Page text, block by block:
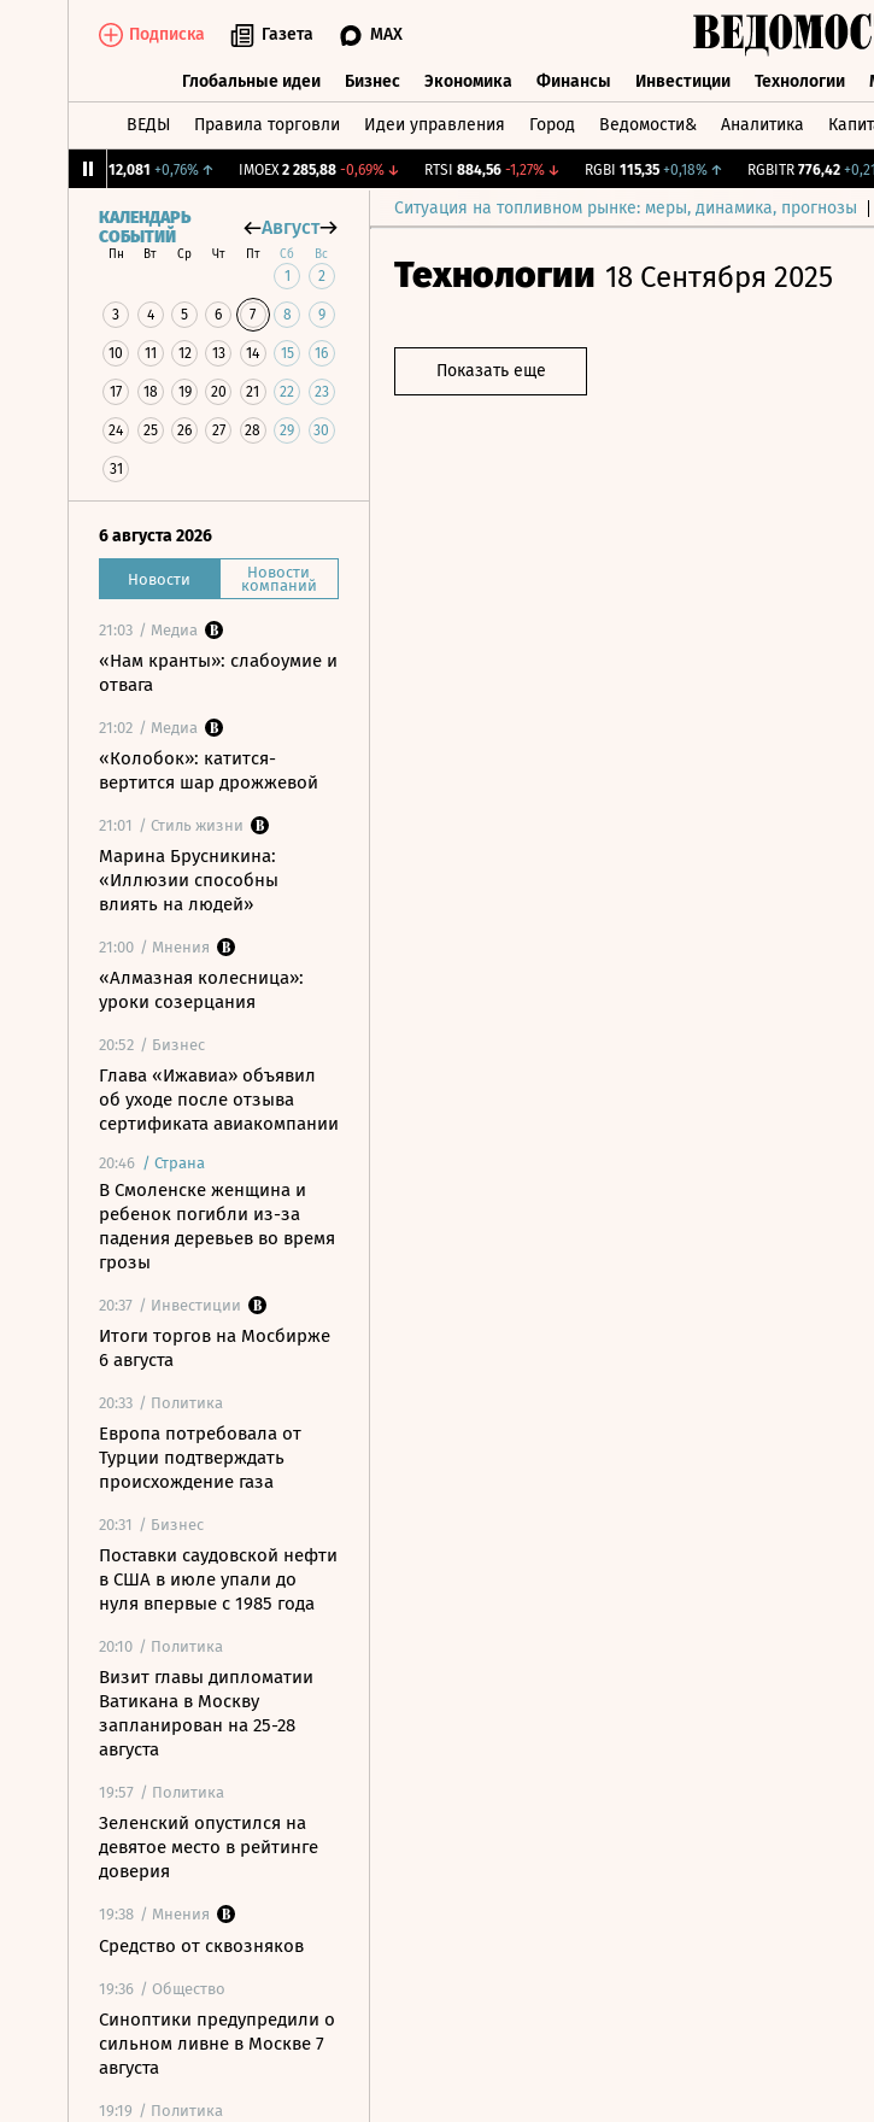
Подписка Газета MAX
Глобальные идеи Бизнес Экономика Финансы Инвестиции Технологии
ВЕДЫ Правила торговли Идеи управления Город Ведомости& Аналитика
12,081 +0,76%↑ IMOEX 2 285,88 -0,69%↓ RTSI 884,56 -1,27%↓ RGBI 115,35 +0,18% ↑ RGBITR 776,42 +0,21%
Ситуация на топливном рынке: меры, динамика, прогнозы
КАЛЕНДАРЬ
СОБЫТИЙ
Август
Пн Вт Ср Чт Пт Сб Вс
1 2
3 4 5 6 7 8 9
10 11 12 13 14 15 16
17 18 19 20 21 22 23
24 25 26 27 28 29 30
31
6 августа 2026
Новости Новости
компаний
21:03 / Медиа
«Нам кранты»: слабоумие и
отвага
21:02 / Медиа
«Колобок»: катится-
вертится шар дрожжевой
21:01 / Стиль жизни
Марина Брусникина:
«Иллюзии способны
влиять на людей»
21:00 / Мнения
«Алмазная колесница»:
уроки созерцания
20:52 / Бизнес
Глава «Ижавиа» объявил
об уходе после отзыва
сертификата авиакомпании
20:46 / Страна
В Смоленске женщина и
ребенок погибли из-за
падения деревьев во время
грозы
20:37 / Инвестиции
Итоги торгов на Мосбирже
6 августа
20:33 / Политика
Европа потребовала от
Турции подтверждать
происхождение газа
20:31 / Бизнес
Поставки саудовской нефти
в США в июле упали до
нуля впервые с 1985 года
20:10 / Политика
Визит главы дипломатии
Ватикана в Москву
запланирован на 25-28
августа
19:57 / Политика
Зеленский опустился на
девятое место в рейтинге
доверия
19:38 / Мнения
Средство от сквозняков
19:36 / Общество
Синоптики предупредили о
сильном ливне в Москве 7
августа
19:19 / Политика
Технологии 18 Сентября 2025
Показать еще